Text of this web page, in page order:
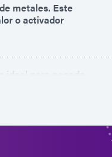
metales. Este
o activador
resistencia